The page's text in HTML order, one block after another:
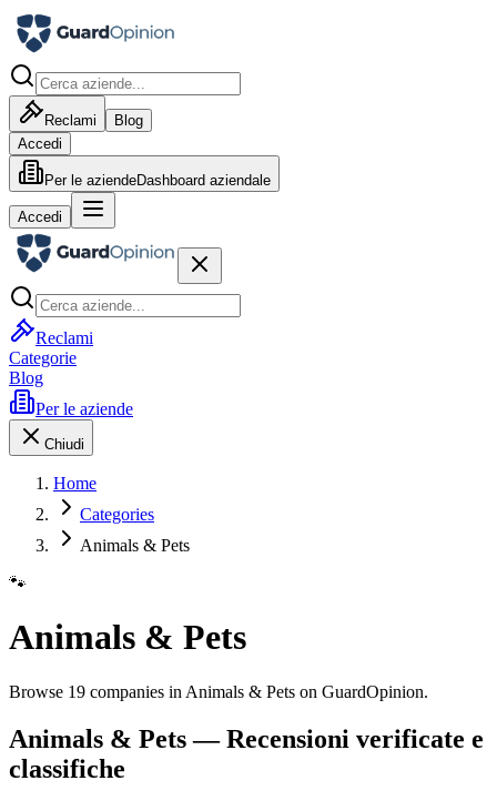
Reclami
Blog
Accedi
Per le aziendeDashboard aziendale
Accedi
Reclami
Categorie
Blog
Per le aziende
Chiudi
Home
Categories
Animals & Pets
🐾
Animals & Pets
Browse 19 companies in Animals & Pets on GuardOpinion.
Animals & Pets — Recensioni verificate e
classifiche